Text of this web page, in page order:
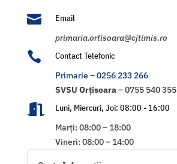

Email
primaria.ortisoara@cjtimis.ro

Contact Telefonic
Primarie – 0256 233 266
SVSU Orțisoara– 0755 540 355

Luni, Miercuri, Joi: 08:00 - 16:00
Marți: 08:00 – 18:00
Vineri: 08:00 – 14:00